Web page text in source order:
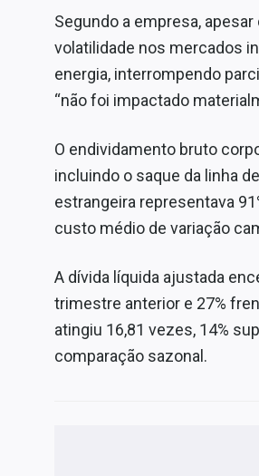
Segundo a empresa,
volatilidade nos mercados
energia, interrompendo
“não foi impactado
O endividamento bruto
incluindo o saque da linha
estrangeira representava
custo médio de variação
A dívida líquida ajustada
trimestre anterior e 27%
atingiu 16,81 vezes, 14%
comparação sazonal.